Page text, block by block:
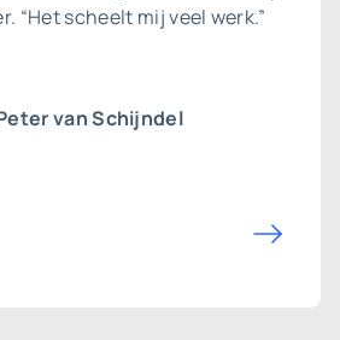
“Het scheelt mij veel werk.”
van Schijndel